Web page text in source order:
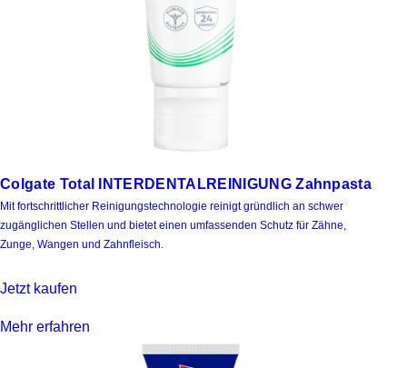
Colgate Total INTERDENTALREINIGUNG Zahnpasta
Mit fortschrittlicher Reinigungstechnologie reinigt gründlich an schwer
zugänglichen Stellen und bietet einen umfassenden Schutz für Zähne,
Zunge, Wangen und Zahnfleisch.
Jetzt kaufen
Mehr erfahren